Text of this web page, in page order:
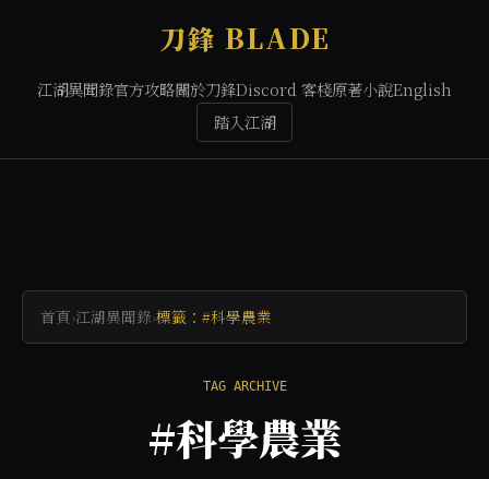
刀鋒 BLADE
江湖異聞錄官方攻略關於刀鋒Discord 客棧原著小說English
踏入江湖
首頁›江湖異聞錄›標籤：#科學農業
TAG ARCHIVE
#科學農業